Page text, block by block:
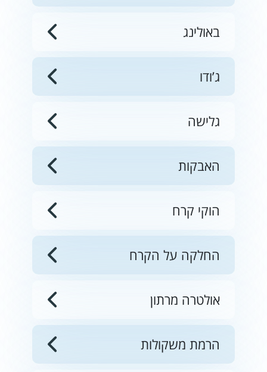
באולינג
ג’ודו
גלישה
האבקות
הוקי קרח
החלקה על הקרח
אולטרה מרתון
הרמת משקולות